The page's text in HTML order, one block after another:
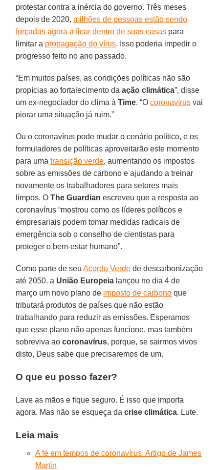
protestar contra a inércia do governo. Três meses
depois de 2020, milhões de pessoas estão sendo
forçadas agora a ficar dentro de suas casas para
limitar a propagação do vírus. Isso poderia impedir o
progresso feito no ano passado.
“Em muitos países, as condições políticas não são
propícias ao fortalecimento daação climática”, disse
um ex-negociador do clima àTime. “Ocoronavírus vai
piorar uma situação já ruim.”
Ou o coronavírus pode mudar o cenário político, e os
formuladores de políticas aproveitarão este momento
para umatransição verde, aumentando os impostos
sobre as emissões de carbono e ajudando a treinar
novamente os trabalhadores para setores mais
limpos. OThe Guardian escreveu que a resposta ao
coronavírus “mostrou como os líderes políticos e
empresariais podem tomar medidas radicais de
emergência sob o conselho de cientistas para
proteger o bem-estar humano”.
Como parte de seuAcordo Verde de descarbonização
até 2050, a União Europeia lançou no dia 4 de
março um novo plano de imposto de carbono que
tributará produtos de países que não estão
trabalhando para reduzir as emissões. Esperamos
que esse plano não apenas funcione, mas também
sobreviva aocoronavírus, porque, se sairmos vivos
disto, Deus sabe que precisaremos de um.
O que eu posso fazer?
Lave as mãos e fique seguro. É isso que importa
agora. Mas não se esqueça dacrise climática. Lute.
Leia mais
A fé em tempos de coronavírus. Artigo de James
Martin